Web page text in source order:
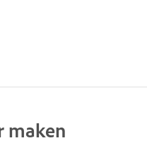
maken